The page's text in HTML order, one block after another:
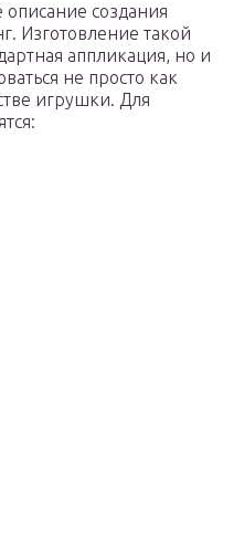
создания
Изготовление такой
аппликация, но и
не просто как
игрушки. Для